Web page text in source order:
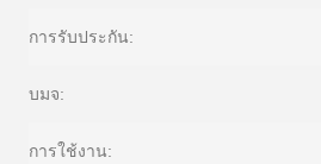
การรับประกัน:
บมจ:
การใช้งาน: